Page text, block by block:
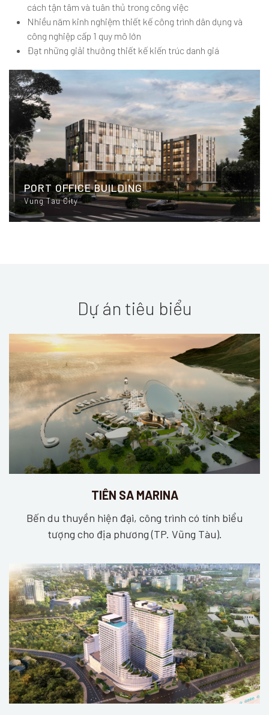
cách tận tâm và tuân thủ trong công việc
Nhiều năm kinh nghiệm thiết kế công trình dân dụng và
công nghiệp cấp 1 quy mô lớn
Đạt những giải thưởng thiết kế kiến trúc danh giá
PORT OFFICE BUILDING
Vung Tau City
Dự án tiêu biểu
TIÊN SA MARINA
Bến du thuyền hiện đại, công trình có tính biểu
tượng cho địa phương (TP. Vũng Tàu).